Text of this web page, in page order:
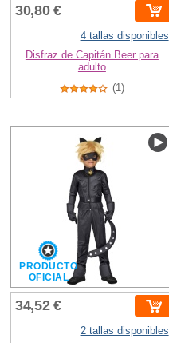
30,80 €
4 tallas disponibles
Disfraz de Capitán Beer para
adulto
(1)
PRODUCTO
OFICIAL
34,52 €
2 tallas disponibles